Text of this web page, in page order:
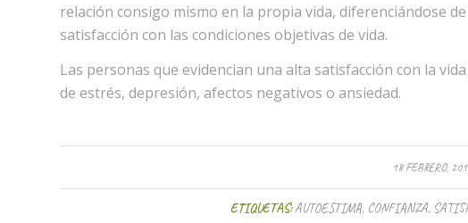
relación consigo mismo en la propia vida, diferenciándose
satisfacción con las condiciones objetivas de vida.
Las personas que evidencian una alta satisfacción con la
de estrés, depresión, afectos negativos o ansiedad.
18 FEBRERO,
ETIQUETAS:AUTOESTIMA, CONFIANZA,